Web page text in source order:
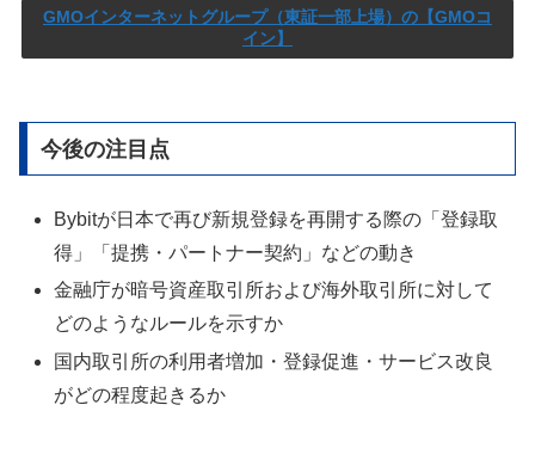
GMOインターネットグループ（東証一部上場）の【GMOコ
イン】
今後の注目点
Bybitが日本で再び新規登録を再開する際の「登録取
得」「提携・パートナー契約」などの動き
金融庁が暗号資産取引所および海外取引所に対して
どのようなルールを示すか
国内取引所の利用者増加・登録促進・サービス改良
がどの程度起きるか